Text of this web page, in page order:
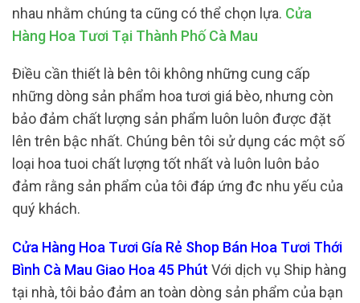
nhau nhằm chúng ta cũng có thể chọn lựa. Cửa
Hàng Hoa Tươi Tại Thành Phố Cà Mau
Điều cần thiết là bên tôi không những cung cấp
những dòng sản phẩm hoa tươi giá bèo, nhưng còn
bảo đảm chất lượng sản phẩm luôn luôn được đặt
lên trên bậc nhất. Chúng bên tôi sử dụng các một số
loại hoa tuoi chất lượng tốt nhất và luôn luôn bảo
đảm rằng sản phẩm của tôi đáp ứng đc nhu yếu của
quý khách.
Cửa Hàng Hoa Tươi Gía Rẻ Shop Bán Hoa Tươi Thới
Bình Cà Mau Giao Hoa 45 Phút Với dịch vụ Ship hàng
tại nhà, tôi bảo đảm an toàn dòng sản phẩm của bạn